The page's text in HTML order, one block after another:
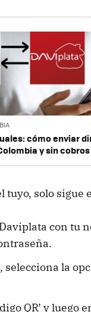
cómo enviar
y sin cobros
tuyo, solo sigue
con tu
selecciona la
QR’ y luego